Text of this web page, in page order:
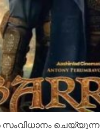
സംവിധാനം ചെയ്യുന്ന